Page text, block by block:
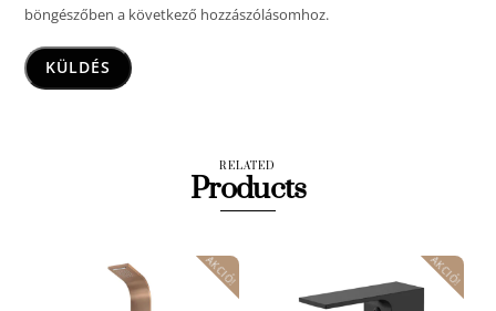
böngészőben a következő hozzászólásomhoz.
RELATED
Products
AKCIÓ! AKCIÓ!